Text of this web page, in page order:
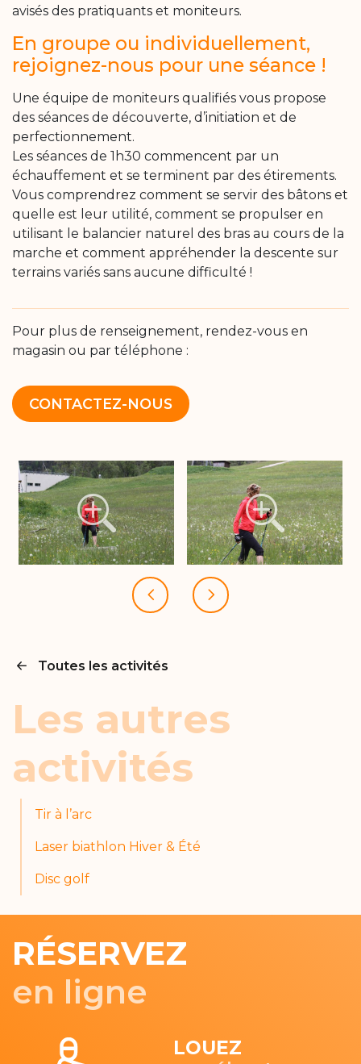
avisés des pratiquants et moniteurs.
En groupe ou individuellement,
rejoignez-nous pour une séance !
Une équipe de moniteurs qualifiés vous propose
des séances de découverte, d’initiation et de
perfectionnement.
Les séances de 1h30 commencent par un
échauffement et se terminent par des étirements.
Vous comprendrez comment se servir des bâtons et
quelle est leur utilité, comment se propulser en
utilisant le balancier naturel des bras au cours de la
marche et comment appréhender la descente sur
terrains variés sans aucune difficulté !
Pour plus de renseignement, rendez-vous en
magasin ou par téléphone :
CONTACTEZ-NOUS
Toutes les activités
Les autres
activités
Tir à l’arc
Laser biathlon Hiver & Été
Disc golf
RÉSERVEZ
en ligne
LOUEZ